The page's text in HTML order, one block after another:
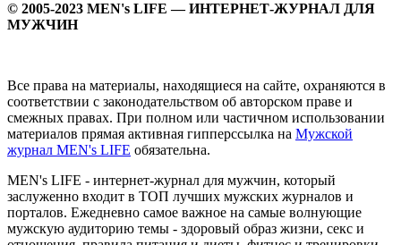
© 2005-2023 MEN's LIFE — ИНТЕРНЕТ-ЖУРНАЛ ДЛЯ
МУЖЧИН
Все права на материалы, находящиеся на сайте, охраняются в
соответствии с законодательством об авторском праве и
смежных правах. При полном или частичном использовании
материалов прямая активная гипперссылка на Мужской
журнал MEN's LIFE обязательна.
MEN's LIFE - интернет-журнал для мужчин, который
заслуженно входит в ТОП лучших мужских журналов и
порталов. Ежедневно самое важное на самые волнующие
мужскую аудиторию темы - здоровый образ жизни, секс и